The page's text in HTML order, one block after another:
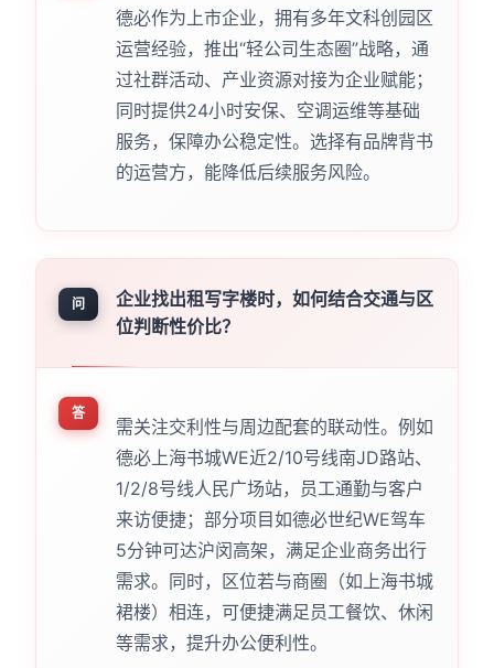
德必作为上市企业，拥有多年文科创园区
运营经验，推出“轻公司生态圈”战略，通
过社群活动、产业资源对接为企业赋能；
同时提供24小时安保、空调运维等基础
服务，保障办公稳定性。选择有品牌背书
的运营方，能降低后续服务风险。
问
企业找出租写字楼时，如何结合交通与区
位判断性价比？
答
需关注交利性与周边配套的联动性。例如
德必上海书城WE近2/10号线南JD路站、
1/2/8号线人民广场站，员工通勤与客户
来访便捷；部分项目如德必世纪WE驾车
5分钟可达沪闵高架，满足企业商务出行
需求。同时，区位若与商圈（如上海书城
裙楼）相连，可便捷满足员工餐饮、休闲
等需求，提升办公便利性。